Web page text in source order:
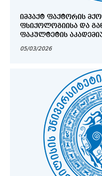
ᲘᲛᲞᲐᲥᲢ ᲤᲐᲥᲢᲝᲠᲘᲡ
ᲤᲡᲘᲥᲝᲚᲝᲒᲘᲘᲡᲐ ᲓᲐ
ᲤᲐᲙᲣᲚᲢᲔᲢᲘᲡ
2025
05/03/2026